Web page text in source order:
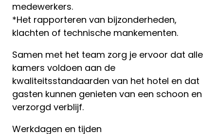
medewerkers.
*Het rapporteren van bijzonderheden,
klachten of technische mankementen.
Samen met het team zorg je ervoor dat alle
kamers voldoen aan de
kwaliteitsstandaarden van het hotel en dat
gasten kunnen genieten van een schoon en
verzorgd verblijf.
Werkdagen en tijden